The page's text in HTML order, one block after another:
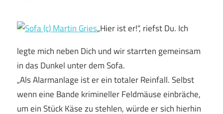
„Hier ist er!“, riefst Du. Ich
legte mich neben Dich und wir starrten gemeinsam
in das Dunkel unter dem Sofa.
„Als Alarmanlage ist er ein totaler Reinfall. Selbst
wenn eine Bande krimineller Feldmäuse einbräche,
um ein Stück Käse zu stehlen, würde er sich hierhin